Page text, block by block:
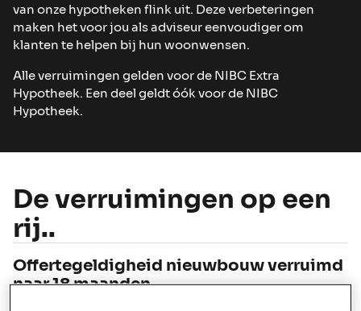
van onze hypotheken flink uit. Deze verbeteringen
maken het voor jou als adviseur eenvoudiger om
klanten te helpen bij hun woonwensen.
Alle verruimingen gelden voor de NIBC Extra
Hypotheek. Een deel geldt óók voor de NIBC
Hypotheek.
De verruimingen op een
rij..
Offertegeldigheid nieuwbouw verruimd
naar 18 maanden